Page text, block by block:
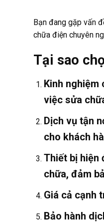
Bạn đang gặp vấn
chữa điện chuyên
Tại sao
Kinh nghiệm
việc sửa
Dịch vụ tận
cho khách
Thiết bị hiện
chữa, đảm
Giá cả cạnh
Bảo hành